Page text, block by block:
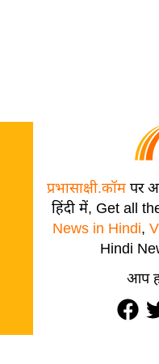
प्रभासाक्षी.कॉमपर
हिंदी में, Get all
News in Hindi,
Hindi
आप